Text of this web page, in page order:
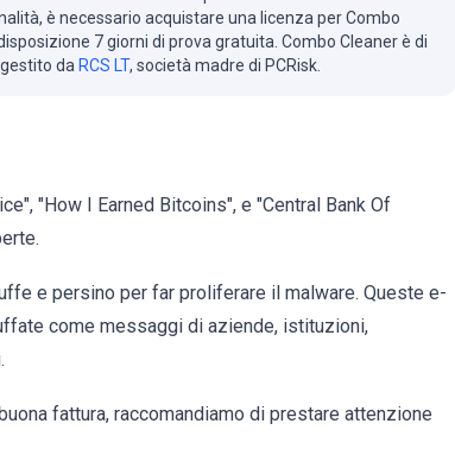
è necessario acquistare una licenza per Combo
7 giorni di prova gratuita. Combo Cleaner è di
da RCS LT, società madre di PCRisk.
"How I Earned Bitcoins", e "Central Bank Of
e persino per far proliferare il malware. Queste e-
come messaggi di aziende, istituzioni,
fattura, raccomandiamo di prestare attenzione